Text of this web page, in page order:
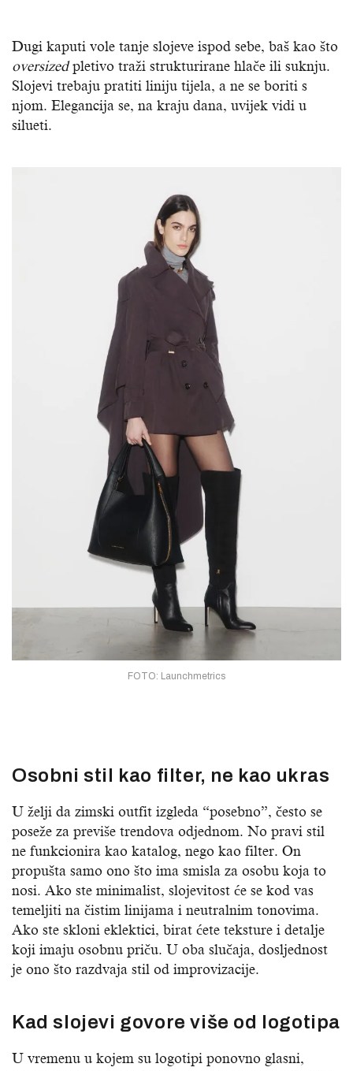
Dugi kaputi vole tanje slojeve ispod sebe, baš kao što
oversizedpletivo traži strukturirane hlače ili suknju.
Slojevi trebaju pratiti liniju tijela, a ne se boriti s
njom. Elegancija se, na kraju dana, uvijek vidi u
silueti.
FOTO: Launchmetrics
Osobni stil kao filter, ne kao ukras
U želji da zimski outfit izgleda “posebno”, često se
poseže za previše trendova odjednom. No pravi stil
ne funkcionira kao katalog, nego kao filter. On
propušta samo ono što ima smisla za osobu koja to
nosi. Ako ste minimalist, slojevitost će se kod vas
temeljiti na čistim linijama i neutralnim tonovima.
Ako ste skloni eklektici, birat ćete teksture i detalje
koji imaju osobnu priču. U oba slučaja, dosljednost
je ono što razdvaja stil od improvizacije.
Kad slojevi govore više od logotipa
U vremenu u kojem su logotipi ponovno glasni,